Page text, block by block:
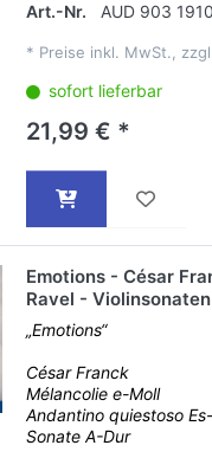
Art.-Nr.
AUD 903
* Preise inkl. MwSt., zzgl.
sofort lieferbar
21,99 € *
Emotions - César
Ravel - Violinsonaten
„Emotions“
César Franck
Mélancolie e-Moll
Andantino quiestoso
Sonate A-Dur